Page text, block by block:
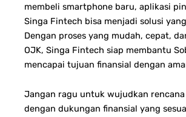
membeli smartphone baru, aplikasi
Singa Fintech bisa menjadi solusi
Dengan proses yang mudah, cepat,
OJK, Singa Fintech siap membantu
mencapai tujuan finansial dengan
Jangan ragu untuk wujudkan rencana
dengan dukungan finansial yang